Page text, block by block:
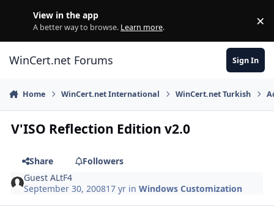
View in the app
A better way to browse. Learn more. ×
WinCert.net Forums Sign In
Home WinCert.net International WinCert.net Turkish
V'ISO Reflection Edition v2.0
Share
Followers
Guest ALtF4
September 30, 200817 yr inWindows Customization